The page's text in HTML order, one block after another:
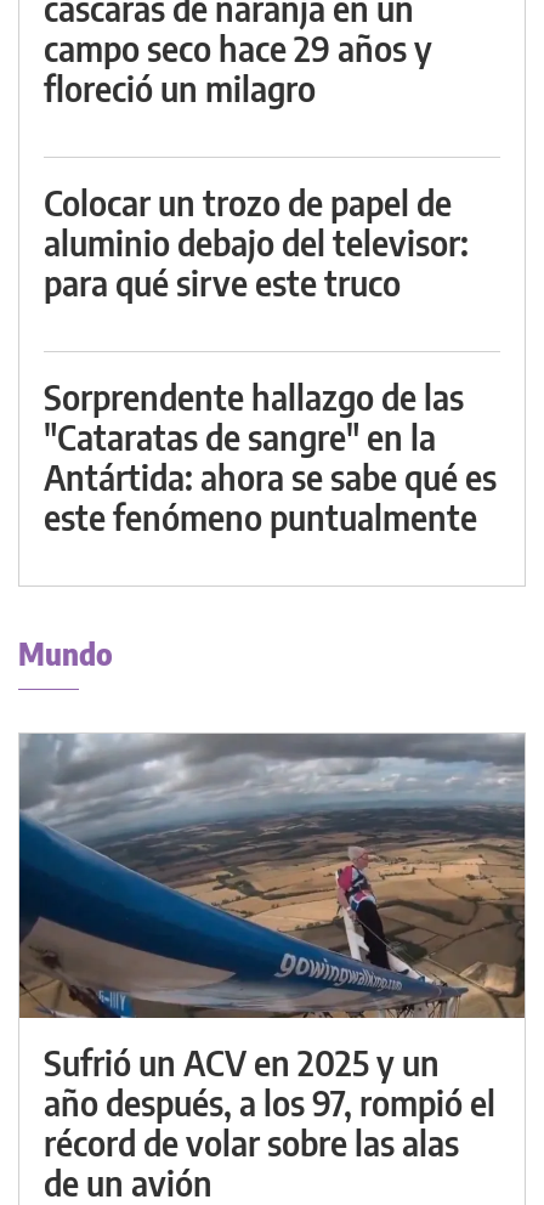
campo seco hace 29 años y
floreció un milagro
Colocar un trozo de papel de
aluminio debajo del televisor:
para qué sirve este truco
Sorprendente hallazgo de las
"Cataratas de sangre" en la
Antártida: ahora se sabe qué es
este fenómeno puntualmente
Mundo
Sufrió un ACV en 2025 y un
año después, a los 97, rompió el
récord de volar sobre las alas
de un avión